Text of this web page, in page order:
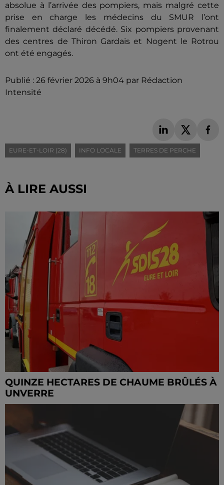
absolue à l’arrivée des pompiers, mais malgré cette
prise en charge les médecins du SMUR l’ont
finalement déclaré décédé. Six pompiers provenant
des centres de Thiron Gardais et Nogent le Rotrou
ont été engagés.
Publié : 26 février 2026 à 9h04 par Rédaction
Intensité
EURE-ET-LOIR (28) INFO LOCALE TERRES DE PERCHE
À LIRE AUSSI
QUINZE HECTARES DE CHAUME BRÛLÉS À
UNVERRE